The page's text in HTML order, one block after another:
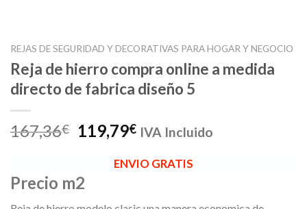
REJAS DE SEGURIDAD Y DECORATIVAS PARA HOGAR Y NEGOCIO
Reja de hierro compra online a medida
directo de fabrica diseño 5
167,36€
El
precio
original
era:
167,36€.
119,79€El
actual
IVA Incluido
ENVIO GRATIS
Precio m2